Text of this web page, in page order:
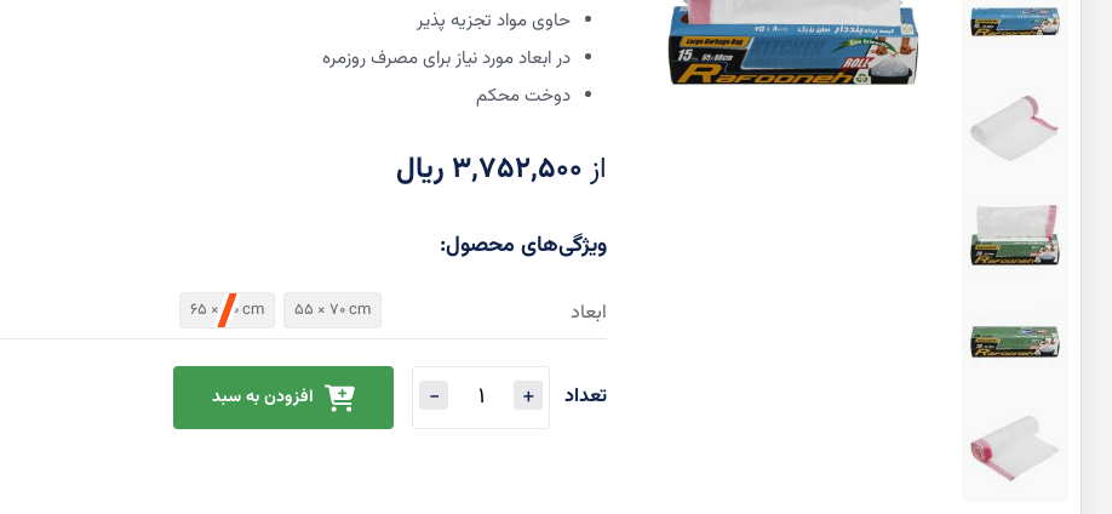
از3,752,500 ریال
حاوی مواد تجزیه پذیر
در ابعاد مورد نیاز برای مصرف روزمره
دوخت محکم
ابعاد 55 × 70 cm
65 × 80 cm
تعداد افزودن به سبد